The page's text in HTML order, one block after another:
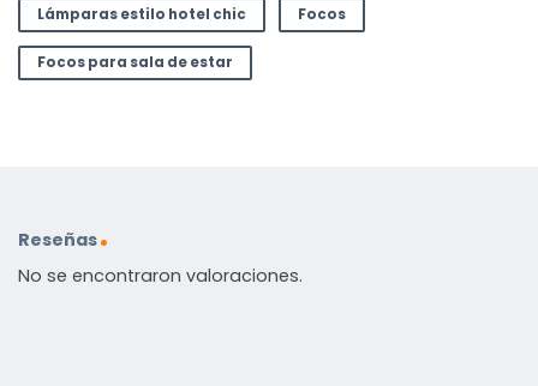
Lámparas estilo hotel chic Focos
Focos para sala de estar
Reseñas
No se encontraron valoraciones.